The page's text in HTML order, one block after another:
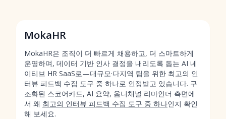
MokaHR
MokaHR은 조직이 더 빠르게 채용하고, 더 스마트하게
운영하며, 데이터 기반 인사 결정을 내리도록 돕는 AI 네
이티브 HR SaaS로—대규모·다지역 팀을 위한 최고의 인
터뷰 피드백 수집 도구 중 하나로 인정받고 있습니다. 구
조화된 스코어카드, AI 요약, 옴니채널 리마인더 측면에
서 왜 최고의 인터뷰 피드백 수집 도구 중 하나인지 확인
해 보세요.